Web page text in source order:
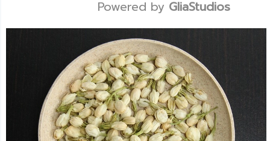
Mute
Powered by GliaStudios